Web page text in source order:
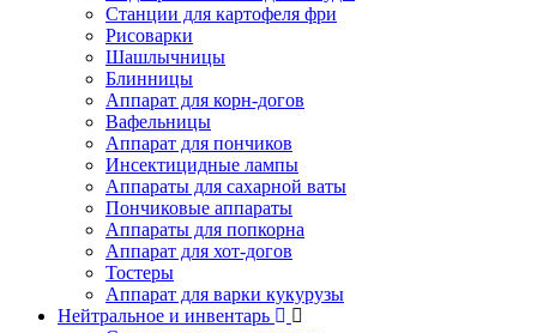
Станции для картофеля фри
Рисоварки
Шашлычницы
Блинницы
Аппарат для корн-догов
Вафельницы
Аппарат для пончиков
Инсектицидные лампы
Аппараты для сахарной ваты
Пончиковые аппараты
Аппараты для попкорна
Аппарат для хот-догов
Тостеры
Аппарат для варки кукурузы
Нейтральное и инвентарь